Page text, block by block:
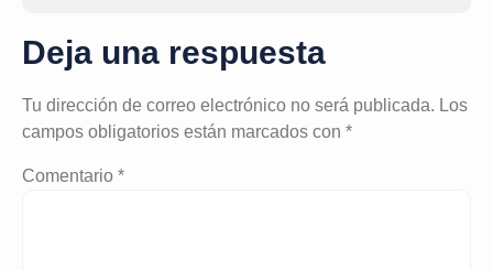
Deja una respuesta
Tu dirección de correo electrónico no será publicada. Los
campos obligatorios están marcados con *
Comentario *